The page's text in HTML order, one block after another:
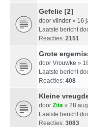
Gefelie [2]
door vlinder » 16
Laatste bericht
Reacties: 2151
Grote
door Vrouwke »
Laatste bericht
Reacties: 408
Kleine
door Zita » 28
Laatste bericht
Reacties: 3083